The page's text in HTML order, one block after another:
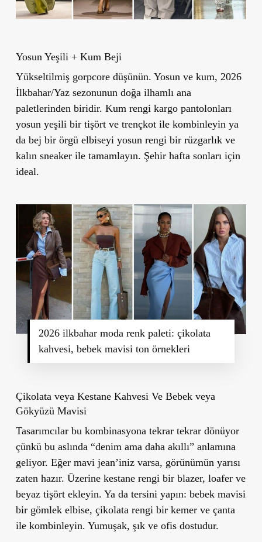
Yosun Yeşili + Kum Beji
Yükseltilmiş gorpcore düşünün. Yosun ve kum, 2026
İlkbahar/Yaz sezonunun doğa ilhamlı ana
paletlerinden biridir. Kum rengi kargo pantolonları
yosun yeşili bir tişört ve trençkot ile kombinleyin ya
da bej bir örgü elbiseyi yosun rengi bir rüzgarlık ve
kalın sneaker ile tamamlayın. Şehir hafta sonları için
ideal.
2026 ilkbahar moda renk paleti: çikolata
kahvesi, bebek mavisi ton örnekleri
Çikolata veya Kestane Kahvesi Ve Bebek veya
Gökyüzü Mavisi
Tasarımcılar bu kombinasyona tekrar tekrar dönüyor
çünkü bu aslında “denim ama daha akıllı” anlamına
geliyor. Eğer mavi jean’iniz varsa, görünümün yarısı
zaten hazır. Üzerine kestane rengi bir blazer, loafer ve
beyaz tişört ekleyin. Ya da tersini yapın: bebek mavisi
bir gömlek elbise, çikolata rengi bir kemer ve çanta
ile kombinleyin. Yumuşak, şık ve ofis dostudur.